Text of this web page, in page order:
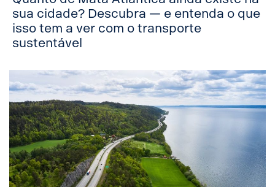
sua cidade? Descubra — e entenda o que
isso tem a ver com o transporte
sustentável